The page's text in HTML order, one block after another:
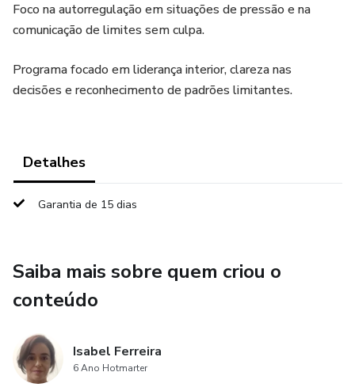
Foco na autorregulação em situações de pressão e na
comunicação de limites sem culpa.
Programa focado em liderança interior, clareza nas
decisões e reconhecimento de padrões limitantes.
Detalhes
Garantia de 15 dias
Saiba mais sobre quem criou o
conteúdo
Isabel Ferreira
6 Ano Hotmarter